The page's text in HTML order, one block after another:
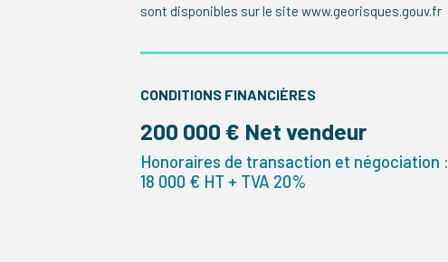
sont disponibles sur le site www.georisques.gouv.fr
CONDITIONS FINANCIÈRES
200 000 € Net vendeur
Honoraires de transaction et négociation :
18 000 € HT + TVA 20%